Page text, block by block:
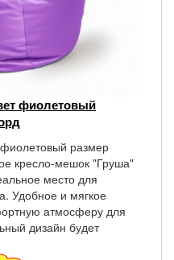
фиолетовый
размер
кресло-мешок "Груша"
место для
Удобное и мягкое
атмосферу для
дизайн будет